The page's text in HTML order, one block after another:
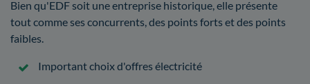
Bien qu'EDF soit une entreprise historique, elle présente
tout comme ses concurrents, des points forts et des points
faibles.
Important choix d'offres électricité